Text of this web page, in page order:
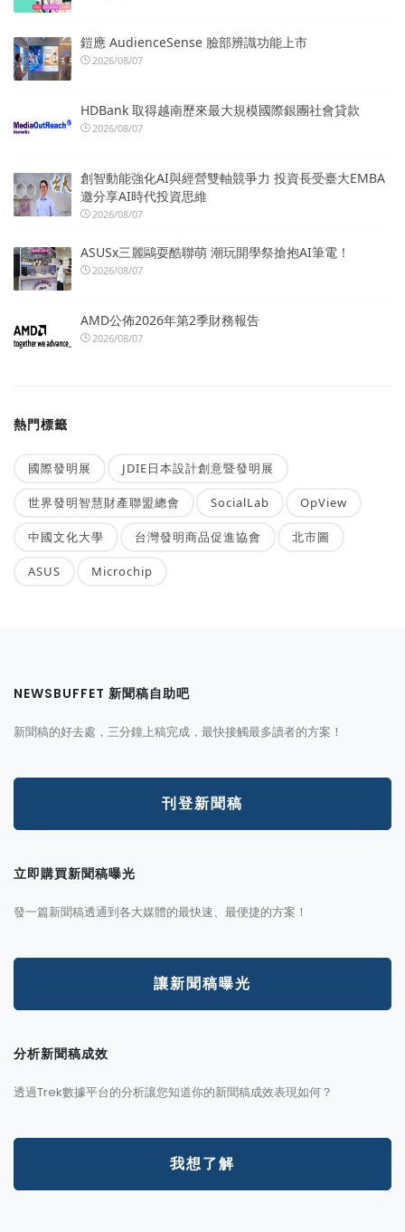
鎧應 AudienceSense 臉部辨識功能上市
2026/08/07
HDBank 取得越南歷來最大規模國際銀團社會貸款
2026/08/07
創智動能強化AI與經營雙軸競爭力 投資長受臺大EMBA
邀分享AI時代投資思維
2026/08/07
ASUSx三麗鷗耍酷聯萌 潮玩開學祭搶抱AI筆電！
2026/08/07
AMD公佈2026年第2季財務報告
2026/08/07
熱門標籤
國際發明展 JDIE日本設計創意暨發明展
世界發明智慧財產聯盟總會 SocialLab OpView
中國文化大學 台灣發明商品促進協會 北市圖
ASUS Microchip
NEWSBUFFET 新聞稿自助吧
新聞稿的好去處，三分鐘上稿完成，最快接觸最多讀者的方案！
刊登新聞稿
立即購買新聞稿曝光
發一篇新聞稿透通到各大媒體的最快速、最便捷的方案！
讓新聞稿曝光
分析新聞稿成效
透過Trek數據平台的分析讓您知道你的新聞稿成效表現如何？
我想了解